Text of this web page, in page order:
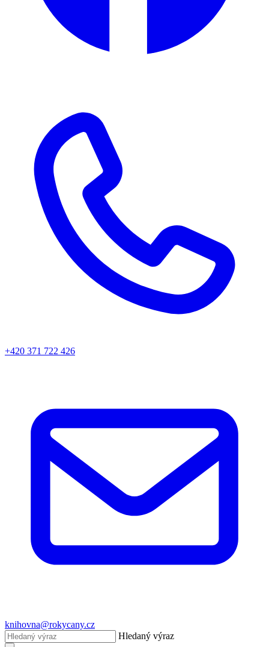
+420 371 722 426
knihovna@rokycany.cz
Hledaný výraz